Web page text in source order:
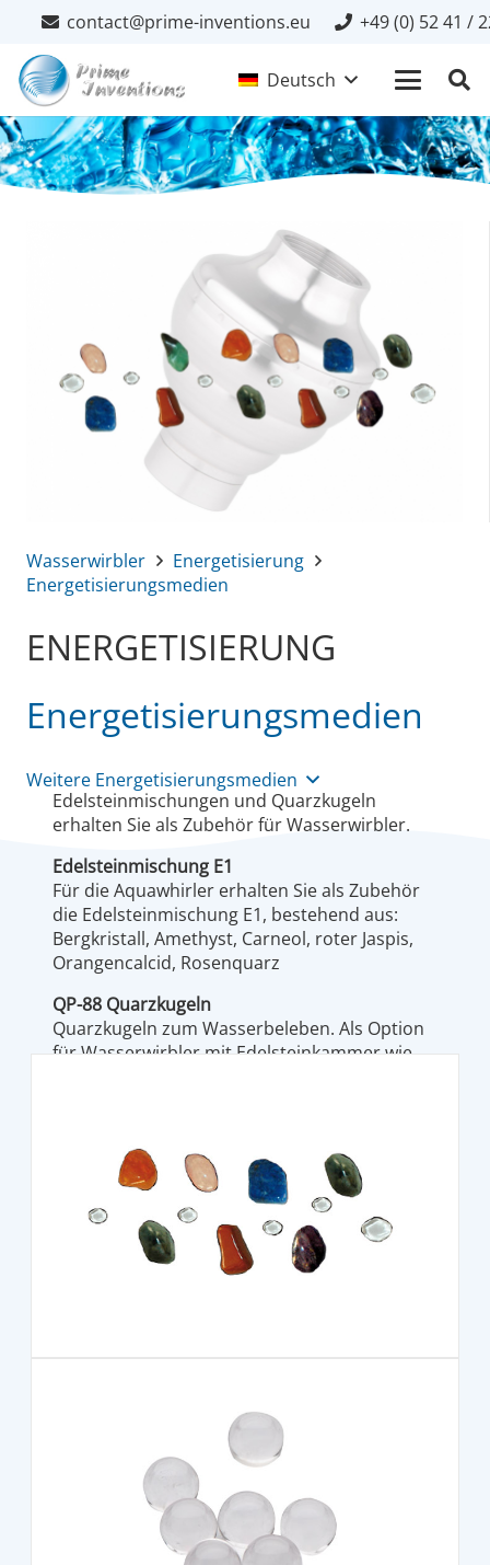
contact@prime-inventions.eu +49 (0) 52 41 /
Deutsch
Wasserwirbler
Energetisierung
Energetisierungsmedien
ENERGETISIERUNG
Energetisierungsmedien
Weitere Energetisierungsmedien
Edelsteinmischungen und Quarzkugeln
erhalten Sie als Zubehör für Wasserwirbler.
Edelsteinmischung E1
Für die Aquawhirler erhalten Sie als Zubehör
die Edelsteinmischung E1, bestehend aus:
Bergkristall, Amethyst, Carneol, roter Jaspis,
Orangencalcid, Rosenquarz
QP-88 Quarzkugeln
Quarzkugeln zum Wasserbeleben. Als Option
für Wasserwirbler mit Edelsteinkammer wie